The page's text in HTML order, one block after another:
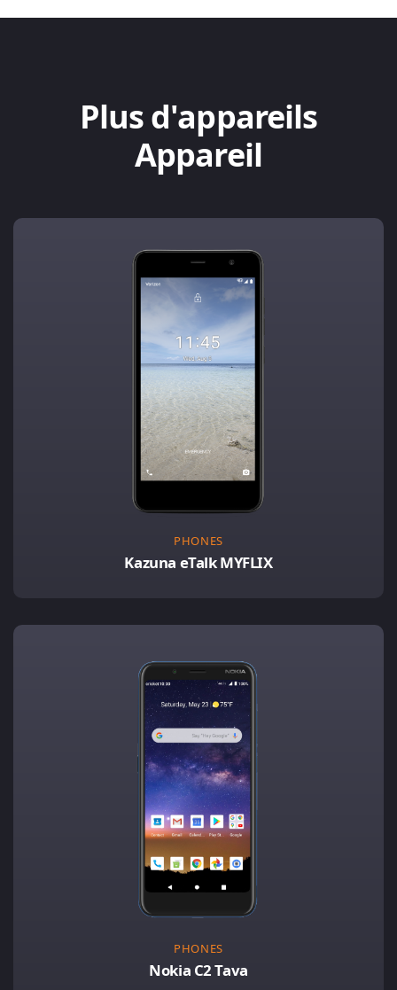
Plus d'appareils
Appareil
PHONES
Kazuna eTalk MYFLIX
PHONES
Nokia C2 Tava